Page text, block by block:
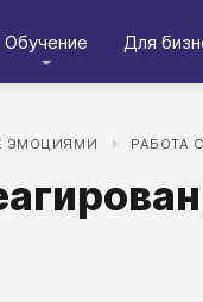
Обучение Для
ЭМОЦИЯМИ РАБОТА